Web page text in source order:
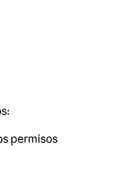
permisos